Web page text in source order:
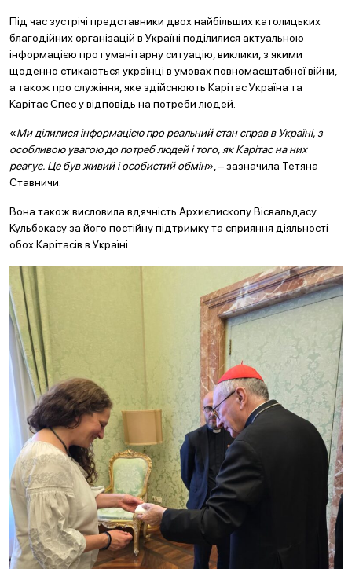
Під час зустрічі представники двох найбільших католицьких
благодійних організацій в Україні поділилися актуальною
інформацією про гуманітарну ситуацію, виклики, з якими
щоденно стикаються українці в умовах повномасштабної війни,
а також про служіння, яке здійснюють Карітас Україна та
Карітас Спес у відповідь на потреби людей.
«Ми ділилися інформацією про реальний стан справ в Україні, з
особливою увагою до потреб людей і того, як Карітас на них
реагує. Це був живий і особистий обмін», – зазначила Тетяна
Ставничи.
Вона також висловила вдячність Архиєпископу Вісвальдасу
Кульбокасу за його постійну підтримку та сприяння діяльності
обох Карітасів в Україні.